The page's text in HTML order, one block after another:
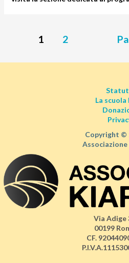
1 2
La scuola
Copyright ©
Associazione
Via Adige
00199
CF.